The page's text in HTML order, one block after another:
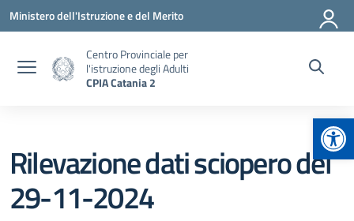
Vai ai contenuti
Vai al menu di navigazione
Vai al footer
Ministero dell'Istruzione e del Merito
Centro Provinciale per
l'istruzione degli Adulti
CPIA Catania 2
Rilevazione dati sciopero del
29-11-2024